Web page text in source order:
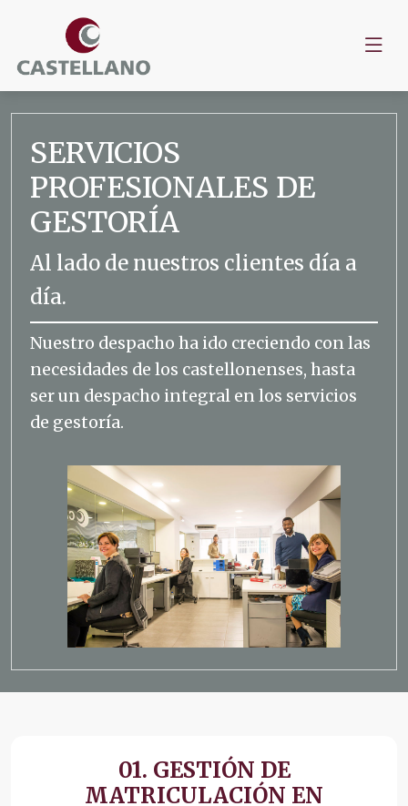
SERVICIOS
PROFESIONALES DE
GESTORÍA
Al lado de nuestros clientes día a
día.
Nuestro despacho ha ido creciendo con las
necesidades de los castellonenses, hasta
ser un despacho integral en los servicios
de gestoría.
01. GESTIÓN DE
MATRICULACIÓN EN